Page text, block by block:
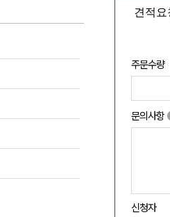
견적요
주문수량
문의사항
신청자